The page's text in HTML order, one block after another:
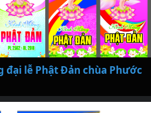
lễ Phật Đản chùa Phước